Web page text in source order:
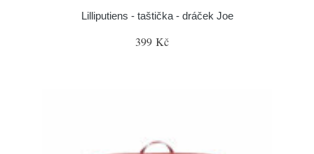
Lilliputiens - taštička - dráček Joe
399 Kč